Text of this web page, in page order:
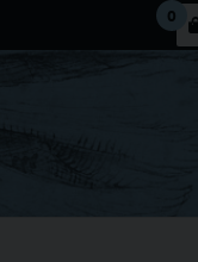
0